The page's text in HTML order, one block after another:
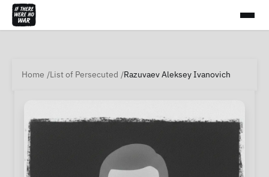
Home List of Persecuted Razuvaev Aleksey Ivanovich